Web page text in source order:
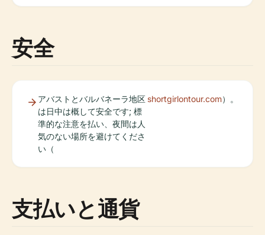
安全
アバストとバルバネーラ地区
は日中は概して安全です; 標
準的な注意を払い、夜間は人
気のない場所を避けてくださ
い（
shortgirlontour.com）。
支払いと通貨